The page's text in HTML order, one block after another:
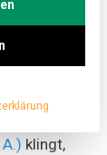
. Wer könnte
klingt,